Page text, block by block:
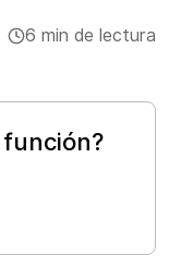
6 min de lectura